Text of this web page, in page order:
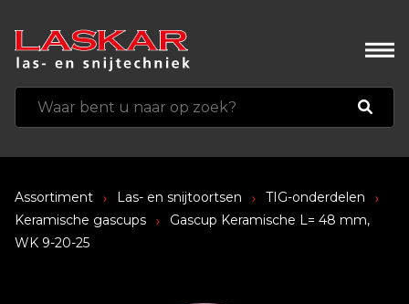
Assortiment Las- en snijtoortsen
TIG-onderdelen
Keramische gascups
Gascup Keramische L= 48 mm,
WK 9-20-25